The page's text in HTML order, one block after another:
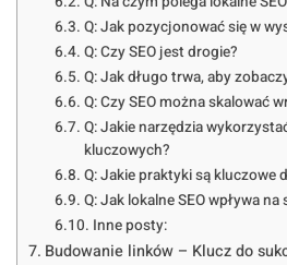
Q: Jak pozycjonować się w
Q: Czy SEO jest drogie?
Q: Jak długo trwa, aby
Q: Czy SEO można skalować
Q: Jakie narzędzia
kluczowych?
Q: Jakie praktyki są kluczowe
Q: Jak lokalne SEO wpływa
Inne posty:
Budowanie linków – Klucz do